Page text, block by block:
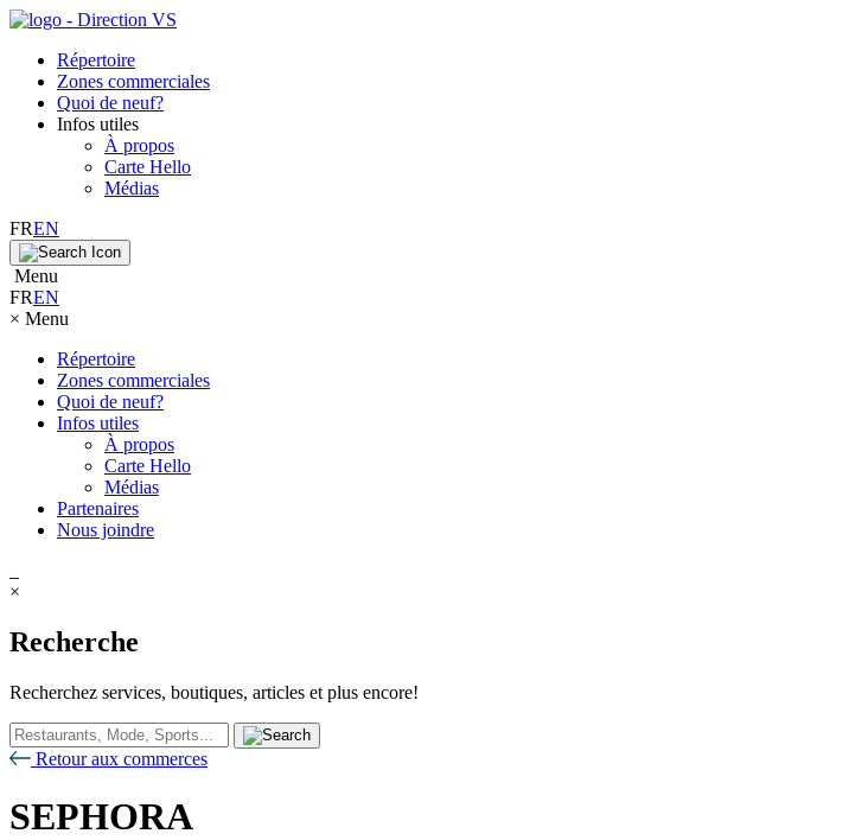
Répertoire
Zones commerciales
Quoi de neuf?
Infos utiles
À propos
Carte Hello
Médias
FREN
Menu
FREN
× Menu
Répertoire
Zones commerciales
Quoi de neuf?
Infos utiles
À propos
Carte Hello
Médias
Partenaires
Nous joindre
×
Recherche
Recherchez services, boutiques, articles et plus encore!
Retour aux commerces
SEPHORA